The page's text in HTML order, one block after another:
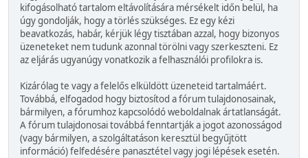
kifogásolható tartalom eltávolítására mérsékelt időn belül, ha
úgy gondolják, hogy a törlés szükséges. Ez egy kézi
beavatkozás, habár, kérjük légy tisztában azzal, hogy bizonyos
üzeneteket nem tudunk azonnal törölni vagy szerkeszteni. Ez
az eljárás ugyanúgy vonatkozik a felhasználói profilokra is.
Kizárólag te vagy a felelős elküldött üzeneteid tartalmáért.
Továbbá, elfogadod hogy biztosítod a fórum tulajdonosainak,
bármilyen, a fórumhoz kapcsolódó weboldalnak ártatlanságát.
A fórum tulajdonosai továbbá fenntartják a jogot azonosságod
(vagy bármilyen, a szolgáltatáson keresztül begyűjtött
információ) felfedésére panasztétel vagy jogi lépések esetén.